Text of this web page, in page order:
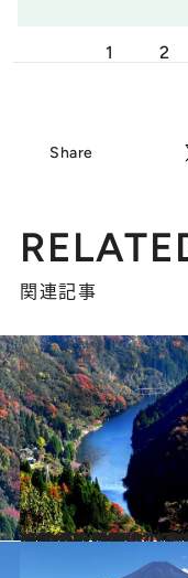
1 2
Share
関連記事
2024.10.12
【秋の絶景画像】2024年版 九州・沖縄エリアの秋の絶景＆風物詩の画像（80点）
旅＆お出かけ